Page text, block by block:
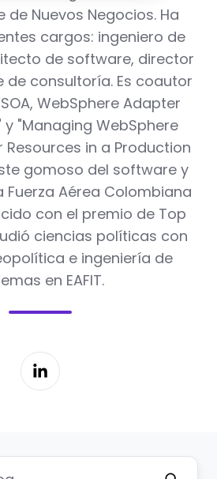
de Nuevos Negocios. Ha
cargos: ingeniero de
de software, director
de consultoría. Es coautor
WebSphere Adapter
"Managing WebSphere
Resources in a Production
gomoso del software y
Aérea Colombiana
con el premio de Top
ciencias políticas con
e ingeniería de
en EAFIT.